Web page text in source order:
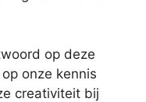
op deze
onze kennis
creativiteit bij